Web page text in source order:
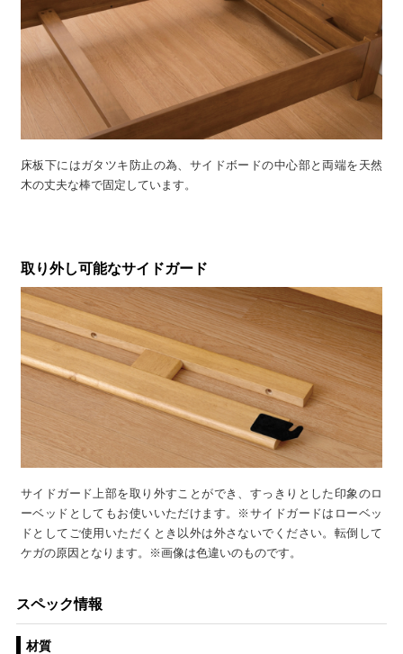
床板下にはガタツキ防止の為、サイドボードの中心部と両端を天然
木の丈夫な棒で固定しています。
取り外し可能なサイドガード
サイドガード上部を取り外すことができ、すっきりとした印象のロ
ーベッドとしてもお使いいただけます。※サイドガードはローベッ
ドとしてご使用いただくとき以外は外さないでください。転倒して
ケガの原因となります。※画像は色違いのものです。
スペック情報
材質